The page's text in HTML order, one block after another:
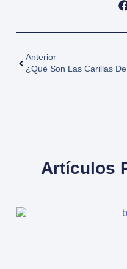
Anterior
¿Qué
Artículos